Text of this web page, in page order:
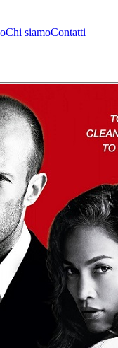
Chi siamoContatti